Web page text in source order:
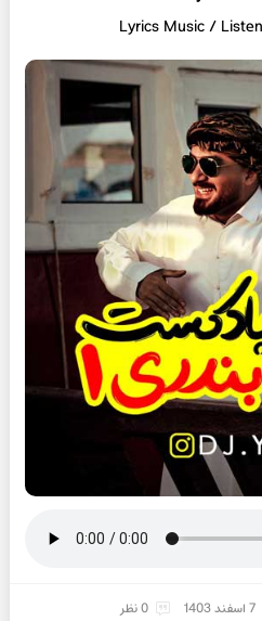
Lyrics Music /
7 اسفند 1403 0 نظر